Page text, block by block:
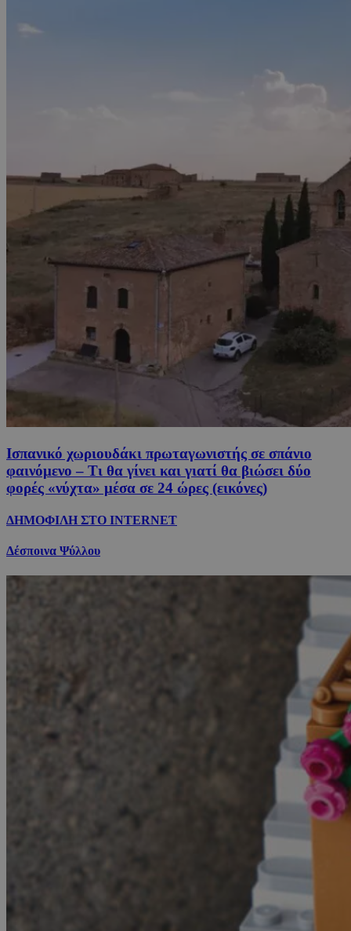
Ισπανικό χωριουδάκι πρωταγωνιστής σε σπάνιο
φαινόμενο – Τι θα γίνει και γιατί θα βιώσει δύο
φορές «νύχτα» μέσα σε 24 ώρες (εικόνες)
ΔΗΜΟΦΙΛΗ ΣΤΟ INTERNET
Δέσποινα Ψύλλου